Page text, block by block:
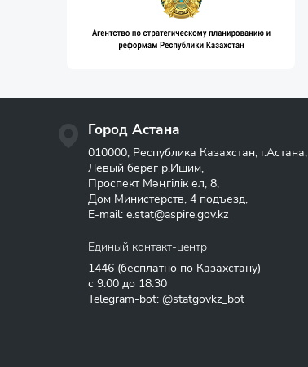
Город Астана
010000, Республика Казахстан, г.Астана,
Левый берег р.Ишим,
Проспект Мәңгілік ел, 8,
Дом Министерств, 4 подъезд,
E-mail: e.stat@aspire.gov.kz
Единый контакт-центр
1446 (бесплатно по Казахстану)
с 9:00 до 18:30
Telegram-bot: @statgovkz_bot